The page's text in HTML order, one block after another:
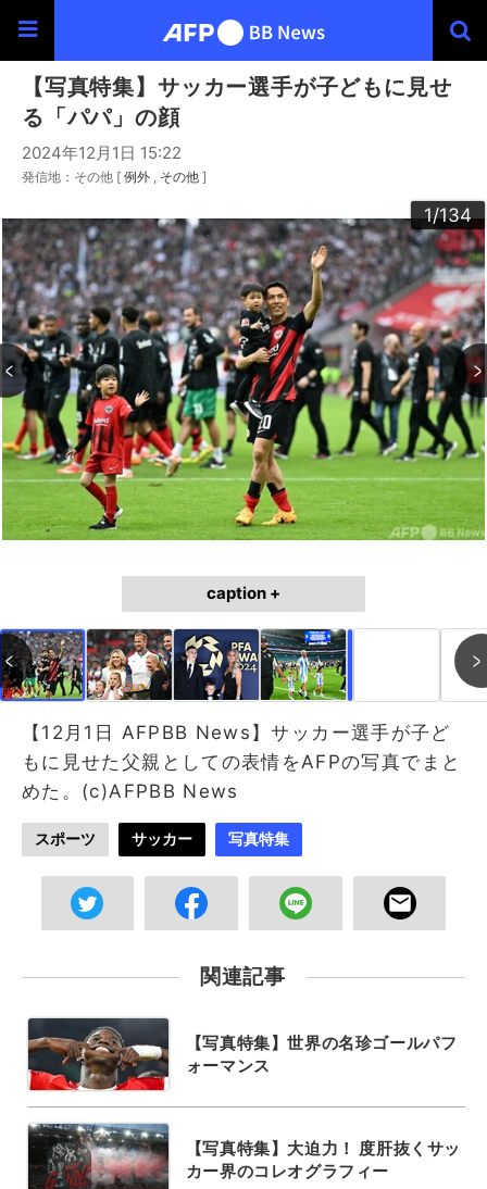
【写真特集】サッカー選手が子どもに見せ
る「パパ」の顔
2024年12月1日 15:22
発信地：その他 [ 例外 その他 ]
1/134
2/134
3/134
4/134
5/134
6/134
7/134
8/134
9/134
10/134
11/134
12/134
13/134
14/134
15/134
16/134
17/134
18/134
19/134
20/134
21/134
22/134
23/134
24/134
25/134
26/134
27/134
28/134
29/134
30/134
31/134
32/134
33/134
34/134
35/134
36/134
37/134
38/134
39/134
40/134
41/134
42/134
43/134
44/134
45/134
46/134
47/134
48/134
49/134
50/134
51/134
52/134
53/134
54/134
55/134
56/134
57/134
58/134
59/134
60/134
61/134
62/134
63/134
64/134
65/134
66/134
67/134
68/134
69/134
70/134
71/134
72/134
73/134
74/134
75/134
76/134
77/134
78/134
79/134
80/134
81/134
82/134
83/134
84/134
85/134
86/134
87/134
88/134
89/134
90/134
91/134
92/134
93/134
94/134
95/134
96/134
97/134
98/134
99/134
100/134
101/134
102/134
103/134
104/134
105/134
106/134
107/134
108/134
109/134
110/134
111/134
112/134
113/134
114/134
115/134
116/134
117/134
118/134
119/134
120/134
121/134
122/134
123/134
124/134
125/134
126/134
127/134
128/134
129/134
130/134
131/134
132/134
133/134
134/134
caption +
成中 画像作成中
【12月1日 AFPBB News】サッカー選手が子ど
もに見せた父親としての表情をAFPの写真でまと
めた。(c)AFPBB News
スポーツ サッカー 写真特集
関連記事
【写真特集】世界の名珍ゴールパフ
ォーマンス
【写真特集】大迫力！ 度肝抜くサッ
カー界のコレオグラフィー